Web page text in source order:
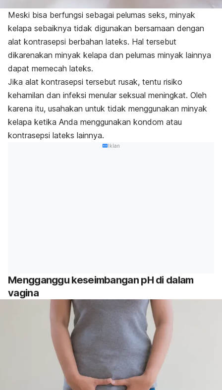
Meski bisa berfungsi sebagai pelumas seks, minyak
kelapa sebaiknya tidak digunakan bersamaan dengan
alat kontrasepsi berbahan lateks. Hal tersebut
dikarenakan minyak kelapa dan pelumas minyak lainnya
dapat memecah lateks.
Jika alat kontrasepsi tersebut rusak, tentu risiko
kehamilan dan infeksi menular seksual meningkat. Oleh
karena itu, usahakan untuk tidak menggunakan minyak
kelapa ketika Anda menggunakan kondom atau
kontrasepsi lateks lainnya.
Iklan
Mengganggu keseimbangan pH di dalam
vagina